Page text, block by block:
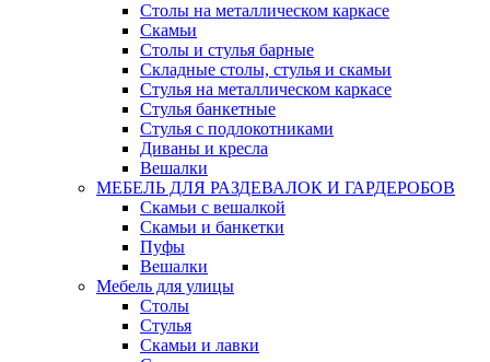
Столы на металлическом каркасе
Скамьи
Столы и стулья барные
Складные столы, стулья и скамьи
Стулья на металлическом каркасе
Стулья банкетные
Стулья с подлокотниками
Диваны и кресла
Вешалки
МЕБЕЛЬ ДЛЯ РАЗДЕВАЛОК И ГАРДЕРОБОВ
Скамьи с вешалкой
Скамьи и банкетки
Пуфы
Вешалки
Мебель для улицы
Столы
Стулья
Скамьи и лавки